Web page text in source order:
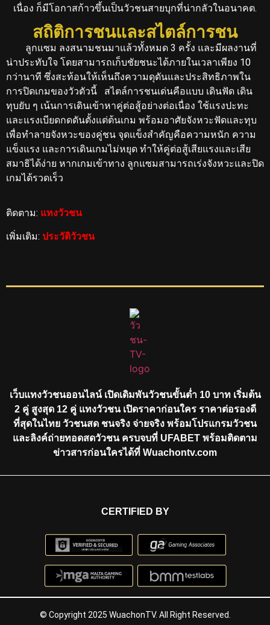
เนื่อง ก็มีโอกาสก้าวขึ้นเป็นวัวชนสายบุกที่น่ากลัวในอนาคต.
สถิติการชนและสไตล์การชน
ลูกแซม ลงสนามชนมาแล้วทั้งหมด 3 ครั้ง และมีผลงานที่
น่าประทับใจ โดยสามารถเก็บชัยชนะได้ภายในเวลาเพียง 10
กว่านาที ซึ่งสะท้อนให้เห็นถึงความดุดันและประสิทธิภาพใน
การปิดเกมของวัวตัวนี้ สไตล์การชนเด่นคือแบบ เดินฟัด เดิน
ทุบยับ ๆ เน้นการเดินเข้าหาคู่ต่อสู้อย่างต่อเนื่อง ใช้แรงปะทะ
และแรงเบียดกดดันตั้งแต่ต้นเกม พร้อมอาศัยจังหวะฟัดและทุบ
เพื่อทำลายจังหวะของคู่ชน จุดแข็งสำคัญคือความหนัก ความ
แข็งแรง และการเดินเกมไม่หยุด ทำให้คู่ต่อสู้เสียแรงและเสีย
สมาธิได้ง่าย หากเกมเข้าทาง ลูกแซมสามารถเร่งจังหวะและปิด
เกมได้รวดเร็ว
ติดตาม: แทงวัวชน
เพิ่มเติม: ประวัติวัวชน
เว็บแทงวัวชนออนไลน์ เปิดเดิมพันวัวชนขั้นต่ำ 10 บาท เริ่มต้น
2 คู่ สูงสุด 12 คู่ แทงวัวชน เปิดราคาก่อนใคร ราคาต่อรองดี
ที่สุดในไทย วัวชนสด ชนจริง จ่ายจริง พร้อมโปรแกรมวัวชน
และลิงค์ถ่ายทอดสดวัวชน ครบจบที่ UFABET พร้อมติดตาม
ข่าวสารก่อนใครได้ที่ Wuachontv.com
CERTIFIED BY
© Copyright 2025 WuachonTV. All Right Reserved.